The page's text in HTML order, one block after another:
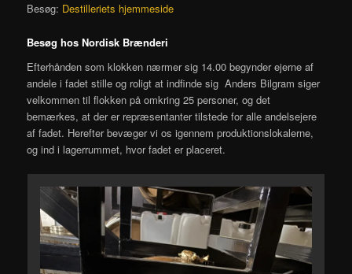
Besøg: Destilleriets hjemmeside
Besøg hos Nordisk Brænderi
Efterhånden som klokken nærmer sig 14.00 begynder ejerne af
andele i fadet stille og roligt at indfinde sig Anders Bilgram siger
velkommen til flokken på omkring 25 personer, og det
bemærkes, at der er repræsentanter tilstede for alle andelsejere
af fadet. Herefter bevæger vi os igennem produktionslokalerne,
og ind i lagerrummet, hvor fadet er placeret.